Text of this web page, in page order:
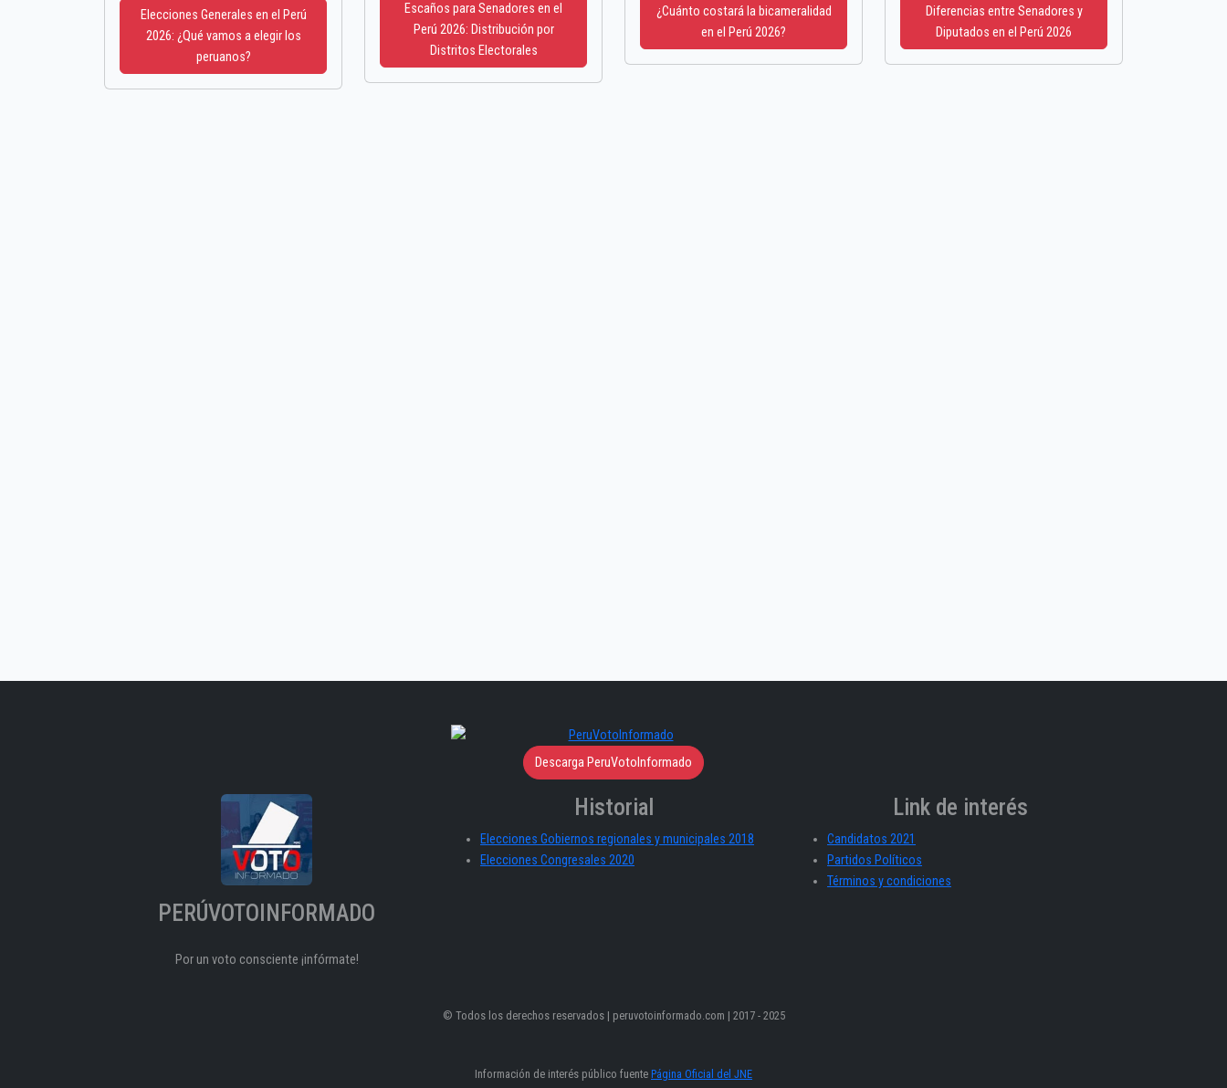
Elecciones Generales en el Perú
2026: ¿Qué vamos a elegir los
peruanos?
Escaños para Senadores en el
Perú 2026: Distribución por
Distritos Electorales
¿Cuánto costará la bicameralidad
en el Perú 2026?
Diferencias entre Senadores y
Diputados en el Perú 2026
Descarga PeruVotoInformado
PERÚVOTOINFORMADO
Por un voto consciente ¡infórmate!
Historial
Elecciones Gobiernos regionales y municipales 2018
Elecciones Congresales 2020
Link de interés
Candidatos 2021
Partidos Políticos
Términos y condiciones
© Todos los derechos reservados | peruvotoinformado.com | 2017 - 2025
Información de interés público fuente Página Oficial del JNE